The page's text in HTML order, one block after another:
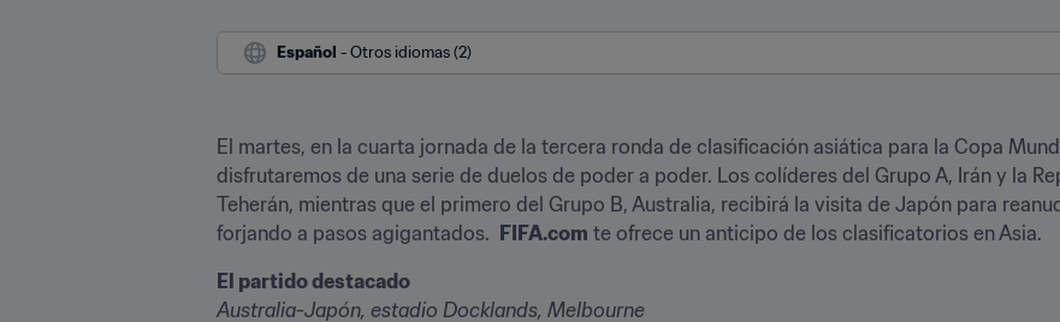
Español - Otros idiomas (2)
El martes, en la cuarta jornada de la tercera ronda de clasificación asiática para la Copa
disfrutaremos de una serie de duelos de poder a poder. Los colíderes del Grupo A, Irán y la
Teherán, mientras que el primero del Grupo B, Australia, recibirá la visita de Japón para
forjando a pasos agigantados. FIFA.com te ofrece un anticipo de los clasificatorios en Asia.
El partido destacado